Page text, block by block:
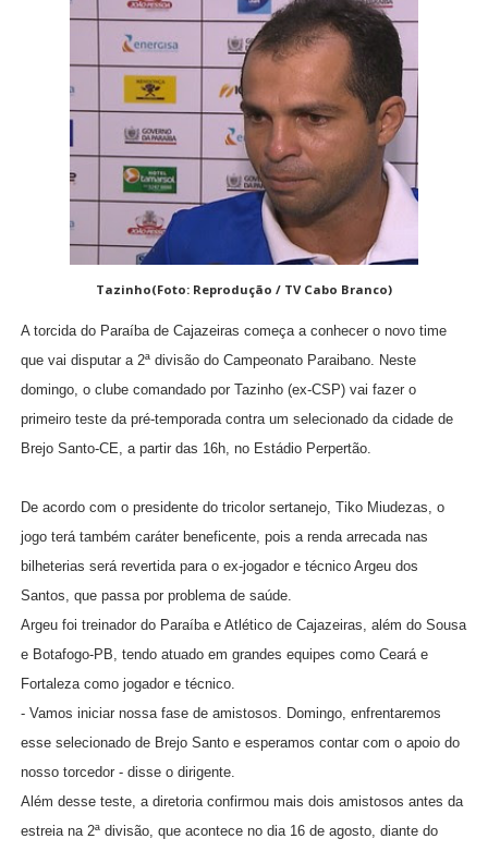
Tazinho(Foto: Reprodução / TV Cabo Branco)
A torcida do Paraíba de Cajazeiras começa a conhecer o novo time
que vai disputar a 2ª divisão do Campeonato Paraibano. Neste
domingo, o clube comandado por Tazinho (ex-CSP) vai fazer o
primeiro teste da pré-temporada contra um selecionado da cidade de
Brejo Santo-CE, a partir das 16h, no Estádio Perpertão.
De acordo com o presidente do tricolor sertanejo, Tiko Miudezas, o
jogo terá também caráter beneficente, pois a renda arrecada nas
bilheterias será revertida para o ex-jogador e técnico Argeu dos
Santos, que passa por problema de saúde.
Argeu foi treinador do Paraíba e Atlético de Cajazeiras, além do Sousa
e Botafogo-PB, tendo atuado em grandes equipes como Ceará e
Fortaleza como jogador e técnico.
- Vamos iniciar nossa fase de amistosos. Domingo, enfrentaremos
esse selecionado de Brejo Santo e esperamos contar com o apoio do
nosso torcedor - disse o dirigente.
Além desse teste, a diretoria confirmou mais dois amistosos antes da
estreia na 2ª divisão, que acontece no dia 16 de agosto, diante do